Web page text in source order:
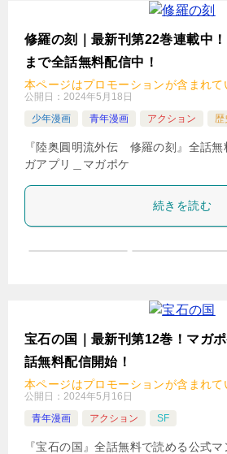
修羅の刻｜最新刊第22巻連載中
まで全話無料配信中！
本ページはプロモーションが含まれて
公開日： 2024年5月18日
少年漫画
青年漫画 アクション 歴
『陸奥圓明流外伝 修羅の刻』全話無
ガアプリ＿マガポケ
続きを読む
宝石の国｜最新刊第12巻！マガ
話無料配信開始！
本ページはプロモーションが含まれて
公開日： 2024年5月16日
青年漫画
アクション SF
『宝石の国』全話無料で読める公式